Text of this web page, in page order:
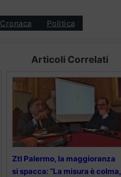
Cronaca Politica
Articoli Correlati
Ztl Palermo, la maggioranza
si spacca: “La misura è colma,